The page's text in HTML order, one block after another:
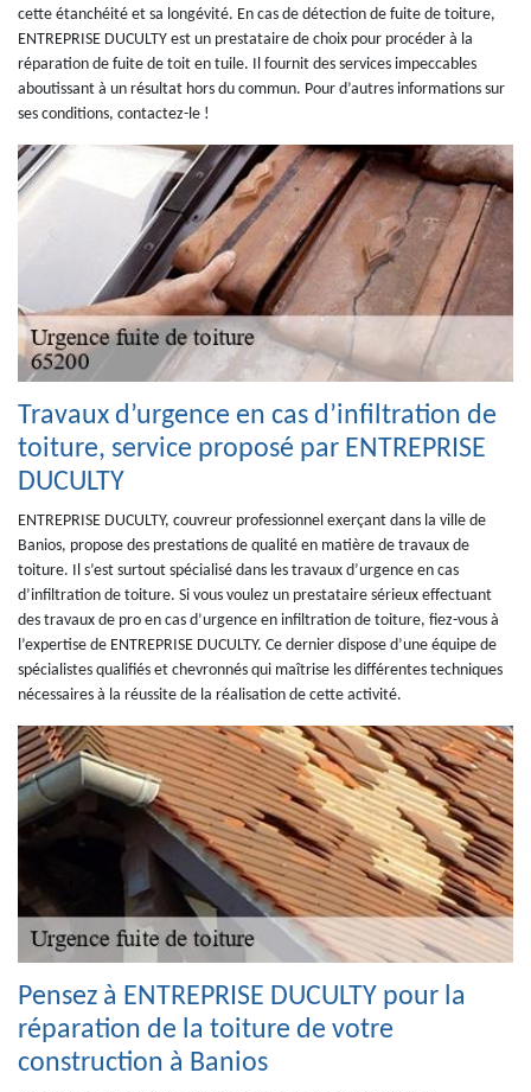
cette étanchéité et sa longévité. En cas de détection de fuite de toiture,
ENTREPRISE DUCULTY est un prestataire de choix pour procéder à la
réparation de fuite de toit en tuile. Il fournit des services impeccables
aboutissant à un résultat hors du commun. Pour d’autres informations sur
ses conditions, contactez-le !
Travaux d’urgence en cas d’infiltration de
toiture, service proposé par ENTREPRISE
DUCULTY
ENTREPRISE DUCULTY, couvreur professionnel exerçant dans la ville de
Banios, propose des prestations de qualité en matière de travaux de
toiture. Il s’est surtout spécialisé dans les travaux d’urgence en cas
d’infiltration de toiture. Si vous voulez un prestataire sérieux effectuant
des travaux de pro en cas d’urgence en infiltration de toiture, fiez-vous à
l’expertise de ENTREPRISE DUCULTY. Ce dernier dispose d’une équipe de
spécialistes qualifiés et chevronnés qui maîtrise les différentes techniques
nécessaires à la réussite de la réalisation de cette activité.
Pensez à ENTREPRISE DUCULTY pour la
réparation de la toiture de votre
construction à Banios